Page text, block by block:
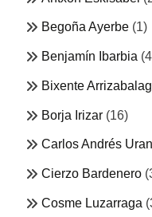
Begoña Ayerbe (1)
Benjamín Ibarbia
Bixente
Borja Irizar (16)
Carlos Andrés
Cierzo Bardenero
Cosme Luzarraga